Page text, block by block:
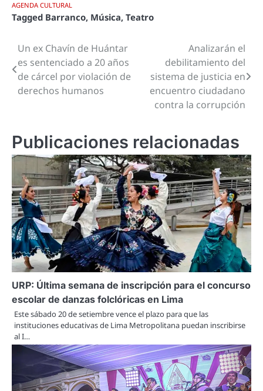
AGENDA CULTURAL
Tagged Barranco, Música, Teatro
Navegación
de
entradas
Un ex Chavín de Huántar
es sentenciado a 20 años
de cárcel por violación de
derechos humanos
Analizarán el
debilitamiento del
sistema de justicia en
encuentro ciudadano
contra la corrupción
Publicaciones relacionadas
URP: Última semana de inscripción para el concurso
escolar de danzas folclóricas en Lima
Este sábado 20 de setiembre vence el plazo para que las
instituciones educativas de Lima Metropolitana puedan inscribirse
al I…